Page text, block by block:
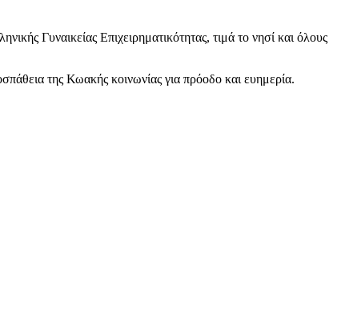
Γυναικείας Επιχειρηματικότητας, τιμά το νησί και όλους
της Κωακής κοινωνίας για πρόοδο και ευημερία.